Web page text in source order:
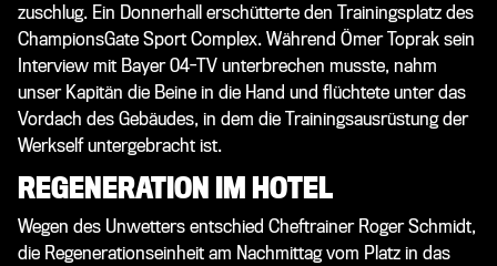
zuschlug. Ein Donnerhall erschütterte den Trainingsplatz des
ChampionsGate Sport Complex. Während Ömer Toprak sein
Interview mit Bayer 04-TV unterbrechen musste, nahm
unser Kapitän die Beine in die Hand und flüchtete unter das
Vordach des Gebäudes, in dem die Trainingsausrüstung der
Werkself untergebracht ist.
REGENERATION IM HOTEL
Wegen des Unwetters entschied Cheftrainer Roger Schmidt,
die Regenerationseinheit am Nachmittag vom Platz in das